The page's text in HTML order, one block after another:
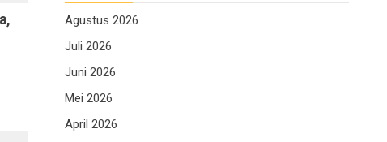
Agustus 2026
Juli 2026
Juni 2026
Mei 2026
April 2026